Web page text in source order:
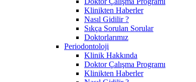
Klinikten Haberler
Nasıl Gidilir ?
Sıkça Sorulan Sorular
Doktorlarımız
Periodontoloji
Klinik Hakkında
Doktor Çalışma Programı
Klinikten Haberler